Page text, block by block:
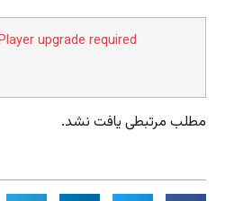
upgrade required
مطلب مرتبطی یافت نشد.